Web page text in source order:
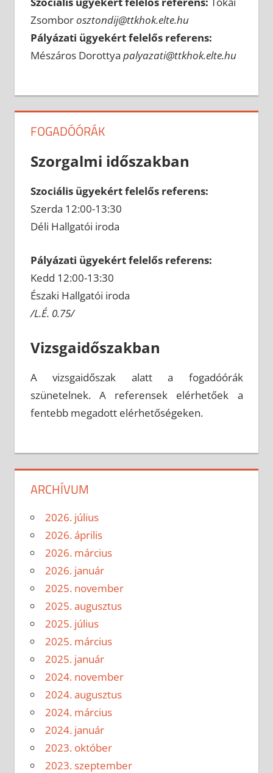
Zsomborosztondij@ttkhok.elte.hu
Pályázati ügyekért felelős referens:
Mészáros Dorottya palyazati@ttkhok.elte.hu
FOGADÓÓRÁK
Szorgalmi időszakban
Szociális ügyekért felelős referens:
Szerda 12:00-13:30
Déli Hallgatói iroda
Pályázati ügyekért felelős referens:
Kedd 12:00-13:30
Északi Hallgatói iroda
/L.É. 0.75/
Vizsgaidőszakban
A vizsgaidőszak alatt a fogadóórák
szünetelnek. A referensek elérhetőek a
fentebb megadott elérhetőségeken.
ARCHÍVUM
2026. július
2026. április
2026. március
2026. január
2025. november
2025. augusztus
2025. július
2025. március
2025. január
2024. november
2024. augusztus
2024. március
2024. január
2023. október
2023. szeptember